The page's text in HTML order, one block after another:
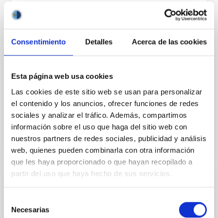
Consentimiento Detalles Acerca de las cookies
Esta página web usa cookies
Las cookies de este sitio web se usan para personalizar
el contenido y los anuncios, ofrecer funciones de redes
sociales y analizar el tráfico. Además, compartimos
información sobre el uso que haga del sitio web con
nuestros partners de redes sociales, publicidad y análisis
web, quienes pueden combinarla con otra información
que les haya proporcionado o que hayan recopilado a
partir del uso que haya hecho de sus servicios.
Necesarias
Acuerdo de explotación científica de los
telescopios William Herschel e Isaac
Newton entre el Instituto de Astrofísica de
Canarias (IAC) y Science and Technology
Organisatie voor Wetenschappelijk
Onderzoek (NWO)
In force
Acuerdo para la instalación del Telescopio
Observatorio del Roque de los Muchachos